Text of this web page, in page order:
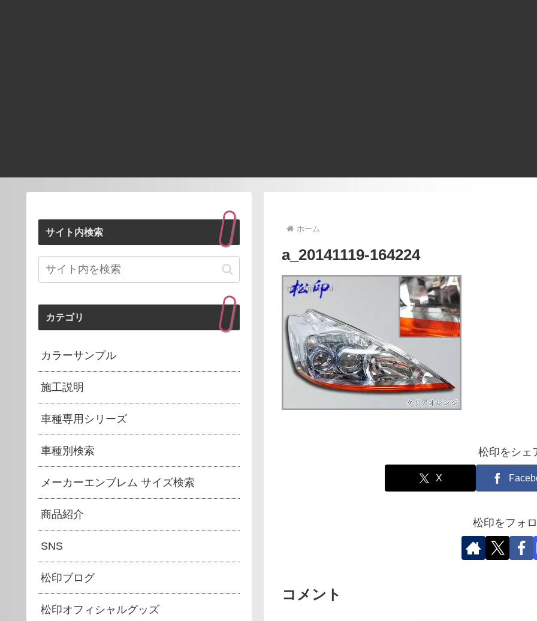
ホーム
a_20141119-164224
松印をシェ
X
松印をフォ
コメント
サイト内検索
カテゴリ
カラーサンプル
施工説明
車種専用シリーズ
車種別検索
メーカーエンブレム サイズ検索
商品紹介
SNS
松印ブログ
松印オフィシャルグッズ